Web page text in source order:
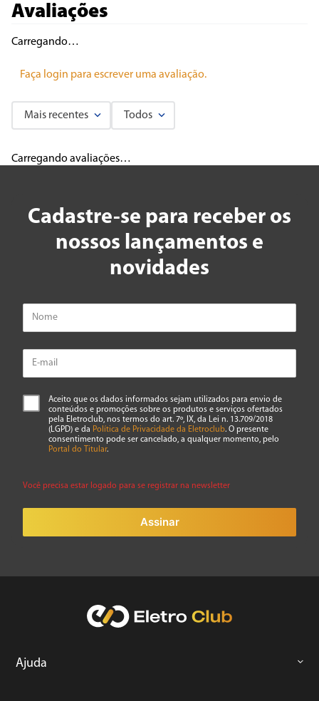
Avaliações
Carregando…
Faça login para escrever uma avaliação.
Mais recentes Todos
Carregando avaliações…
Cadastre-se para receber os
nossos lançamentos e
novidades
Aceito que os dados informados sejam utilizados para envio de
conteúdos e promoções sobre os produtos e serviços ofertados
pela Eletroclub, nos termos do art. 7º, IX, da Lei n. 13.709/2018
(LGPD) e da Política de Privacidade da Eletroclub. O presente
consentimento pode ser cancelado, a qualquer momento, pelo
Portal do Titular.
Você precisa estar logado para se registrar na newsletter
Assinar
Ajuda